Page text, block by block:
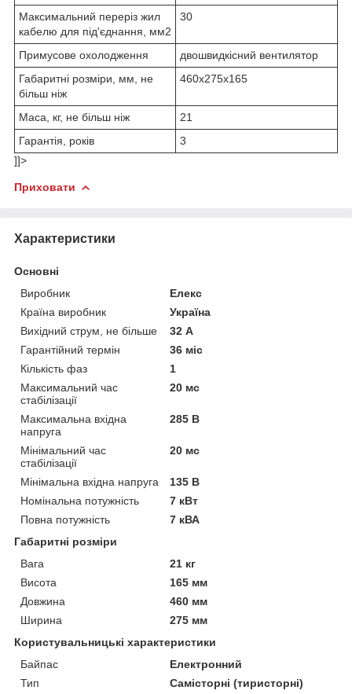
Максимальний переріз жил
кабелю для під'єднання, мм2
30
Примусове охолодження
двошвидкісний вентилятор
Габаритні розміри, мм, не
більш ніж
460х275х165
Маса, кг, не більш ніж
21
Гарантія, років
3
]]>
Приховати
Характеристики
Основні
Виробник
Елекс
Країна виробник
Україна
Вихідний струм, не більше
32 А
Гарантійний термін
36 міс
Кількість фаз
1
Максимальний час
стабілізації
20 мс
Максимальна вхідна
напруга
285 В
Мінімальний час
стабілізації
20 мс
Мінімальна вхідна напруга
135 В
Номінальна потужність
7 кВт
Повна потужність
7 кВА
Габаритні розміри
Вага
21 кг
Висота
165 мм
Довжина
460 мм
Ширина
275 мм
Користувальницькі характеристики
Байпас
Електронний
Тип
Самісторні (тиристорні)